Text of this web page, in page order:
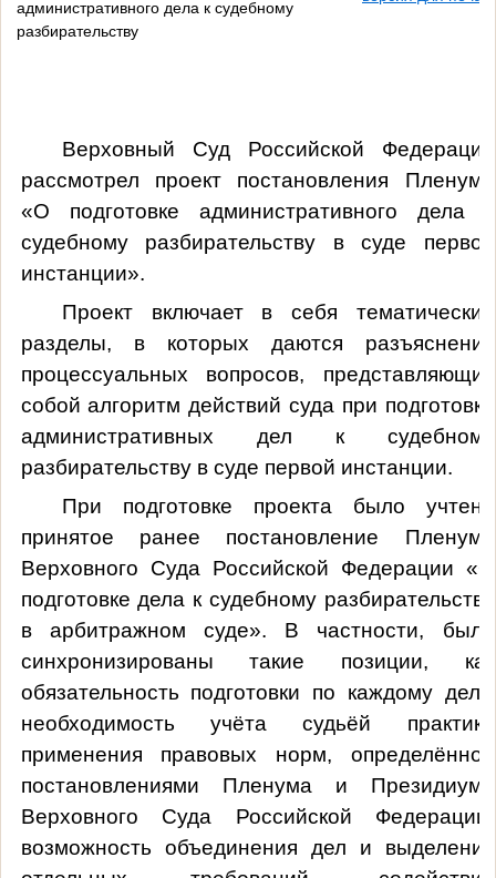
административного дела к судебному
разбирательству
Верховный Суд Российской Федерации
рассмотрел проект постановления Пленума
«О подготовке административного дела к
судебному разбирательству в суде первой
инстанции».
Проект включает в себя тематические
разделы, в которых даются разъяснения
процессуальных вопросов, представляющих
собой алгоритм действий суда при подготовке
административных дел к судебному
разбирательству в суде первой инстанции.
При подготовке проекта было учтено
принятое ранее постановление Пленума
Верховного Суда Российской Федерации «О
подготовке дела к судебному разбирательству
в арбитражном суде». В частности, были
синхронизированы такие позиции, как
обязательность подготовки по каждому делу,
необходимость учёта судьёй практики
применения правовых норм, определённой
постановлениями Пленума и Президиума
Верховного Суда Российской Федерации,
возможность объединения дел и выделения